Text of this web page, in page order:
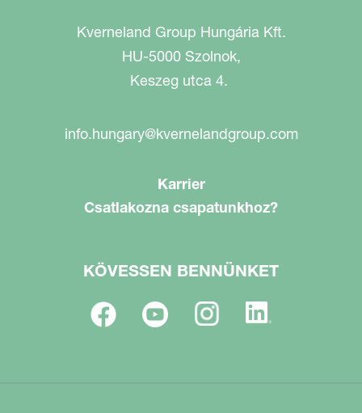
Kverneland Group Hungária Kft.
HU-5000 Szolnok,
Keszeg utca 4.
info.hungary@kvernelandgroup.com
Karrier
Csatlakozna csapatunkhoz?
KÖVESSEN BENNÜNKET